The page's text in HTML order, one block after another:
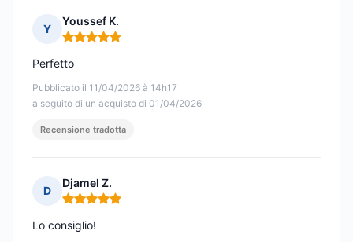
Y
Youssef K.
Nota: 5 su 5
Pubblicato il 11/04/2026 à 14h17
a seguito di un acquisto di 01/04/2026
Perfetto
Recensione tradotta
D
Djamel Z.
Nota: 5 su 5
Lo consiglio!